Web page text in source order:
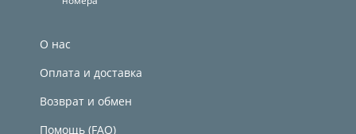
О нас
Оплата и доставка
Возврат и обмен
Помощь (FAQ)